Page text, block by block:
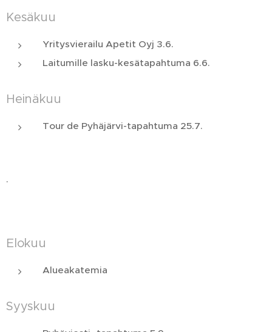
Kesäkuu
Yritysvierailu Apetit Oyj 3.6.
Laitumille lasku-kesätapahtuma 6.6.
Heinäkuu
Tour de Pyhäjärvi-tapahtuma 25.7.
.
Elokuu
Alueakatemia
Syyskuu